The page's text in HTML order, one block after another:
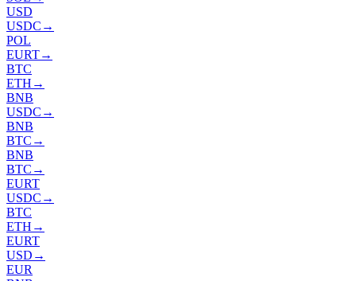
USD
USDC →
POL
EURT→
BTC
ETH →
BNB
USDC →
BNB
BTC →
BNB
BTC →
EURT
USDC →
BTC
ETH →
EURT
USD →
EUR